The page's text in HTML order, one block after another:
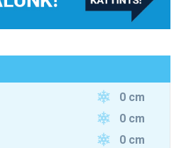
0 cm
0 cm
0 cm